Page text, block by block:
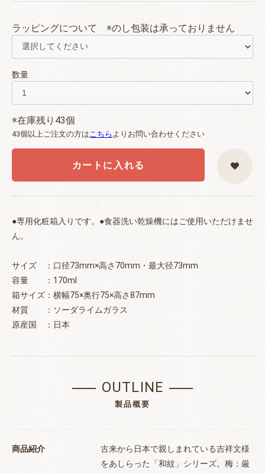
ラッピングについて ※のし包装は承っておりません
数量
※在庫残り43個
43個以上ご注文の方はこちら よりお問い合わせください
カートに入れる
●専用化粧箱入りです。●食器洗い乾燥機にはご使用いただけませ
ん。
サイズ ：口径73mm×高さ70mm・最大径73mm
容量 ：170ml
箱サイズ：横幅75×奥行75×高さ87mm
材質 ：ソーダライムガラス
原産国 ：日本
OUTLINE
製品概要
商品紹介
古来から日本で親しまれている吉祥文様
をあしらった「和紋」シリーズ。梅：厳